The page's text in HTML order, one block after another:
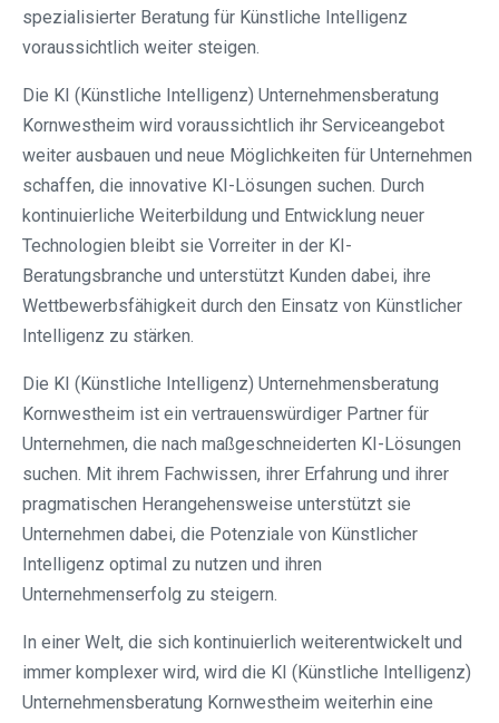
spezialisierter Beratung für Künstliche Intelligenz
voraussichtlich weiter steigen.
Die KI (Künstliche Intelligenz) Unternehmensberatung
Kornwestheim wird voraussichtlich ihr Serviceangebot
weiter ausbauen und neue Möglichkeiten für Unternehmen
schaffen, die innovative KI-Lösungen suchen. Durch
kontinuierliche Weiterbildung und Entwicklung neuer
Technologien bleibt sie Vorreiter in der KI-
Beratungsbranche und unterstützt Kunden dabei, ihre
Wettbewerbsfähigkeit durch den Einsatz von Künstlicher
Intelligenz zu stärken.
Die KI (Künstliche Intelligenz) Unternehmensberatung
Kornwestheim ist ein vertrauenswürdiger Partner für
Unternehmen, die nach maßgeschneiderten KI-Lösungen
suchen. Mit ihrem Fachwissen, ihrer Erfahrung und ihrer
pragmatischen Herangehensweise unterstützt sie
Unternehmen dabei, die Potenziale von Künstlicher
Intelligenz optimal zu nutzen und ihren
Unternehmenserfolg zu steigern.
In einer Welt, die sich kontinuierlich weiterentwickelt und
immer komplexer wird, wird die KI (Künstliche Intelligenz)
Unternehmensberatung Kornwestheim weiterhin eine